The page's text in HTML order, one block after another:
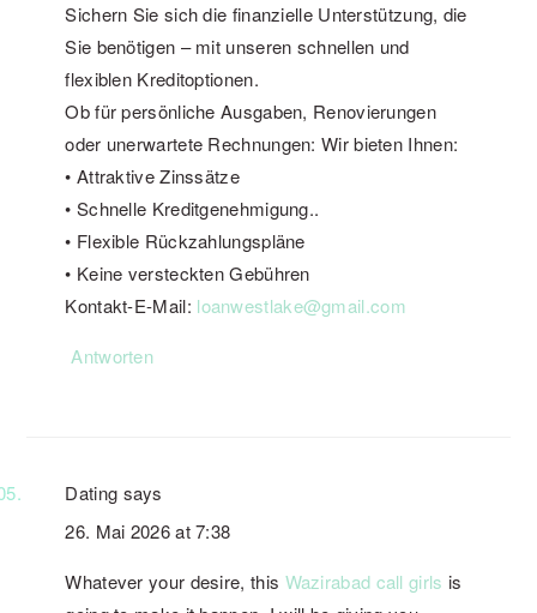
Sichern Sie sich die finanzielle Unterstützung, die
Sie benötigen – mit unseren schnellen und
flexiblen Kreditoptionen.
Ob für persönliche Ausgaben, Renovierungen
oder unerwartete Rechnungen: Wir bieten Ihnen:
• Attraktive Zinssätze
• Schnelle Kreditgenehmigung..
• Flexible Rückzahlungspläne
• Keine versteckten Gebühren
Kontakt-E-Mail: loanwestlake@gmail.com
Antworten
Dating says
26. Mai 2026 at 7:38
Whatever your desire, this Wazirabad call girls is